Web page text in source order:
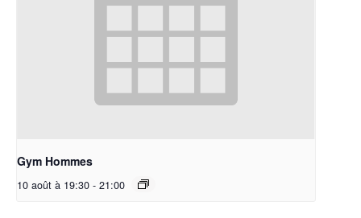
Gym Hommes
10 août à 19:30 - 21:00